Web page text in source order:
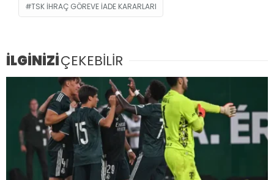
TSK IHRAÇ GÖREVE IADE KARARLARI
İLGİNİZİÇEKEBİLİR